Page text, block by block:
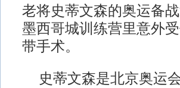
老将史蒂文森的奥运备
墨西哥城训练营里意外
带手术。
史蒂文森是北京奥运